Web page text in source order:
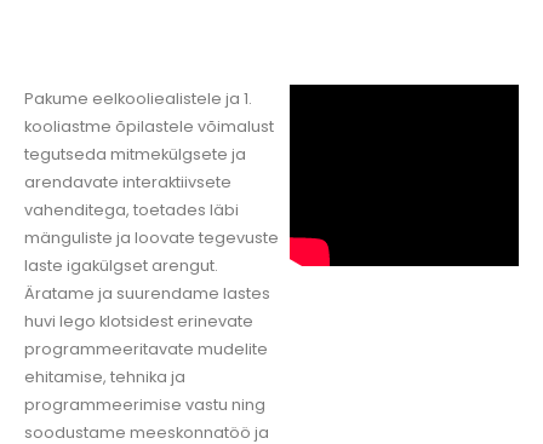
Pakume eelkooliealistele ja 1.
kooliastme õpilastele võimalust
tegutseda mitmekülgsete ja
arendavate interaktiivsete
vahenditega, toetades läbi
mänguliste ja loovate tegevuste
laste igakülgset arengut.
Äratame ja suurendame lastes
huvi lego klotsidest erinevate
programmeeritavate mudelite
ehitamise, tehnika ja
programmeerimise vastu ning
soodustame meeskonnatöö ja